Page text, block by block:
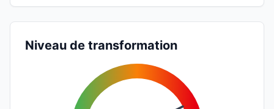
Niveau de transformation